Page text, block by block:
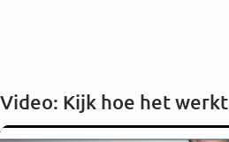
Video: Kijk hoe het werkt